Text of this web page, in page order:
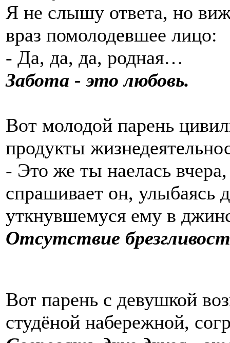
Я не слышу ответа, но
враз помолодевшее лицо:
- Да, да, да, родная…
Зaбота - это любовь.
Вoт молодой парень
продукты
- Это же ты наелась
спрашивает он,
уткнувшемуся ему в
Отсутствие
Вот парень с девушкой
студёной набережной,